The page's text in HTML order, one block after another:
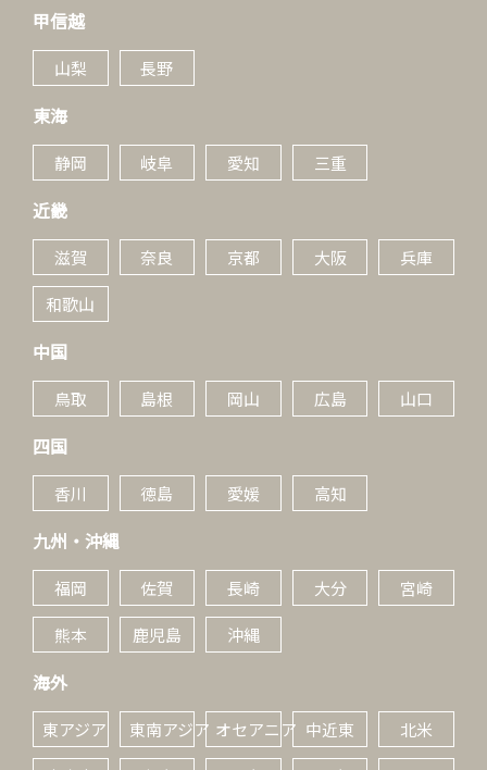
甲信越
山梨 長野
東海
静岡 岐阜 愛知 三重
近畿
滋賀 奈良 京都 大阪 兵庫
和歌山
中国
鳥取 島根 岡山 広島 山口
四国
香川 徳島 愛媛 高知
九州・沖縄
福岡 佐賀 長崎 大分 宮崎
熊本 鹿児島 沖縄
海外
東アジア 東南アジア オセアニア 中近東 北米